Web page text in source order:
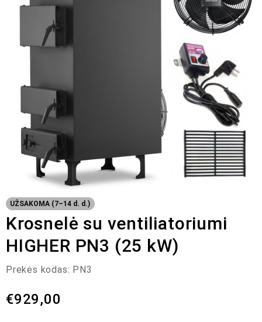
UŽSAKOMA (7–14 d. d.)
Krosnelė su ventiliatoriumi
HIGHER PN3 (25 kW)
Prekės kodas: PN3
€929,00